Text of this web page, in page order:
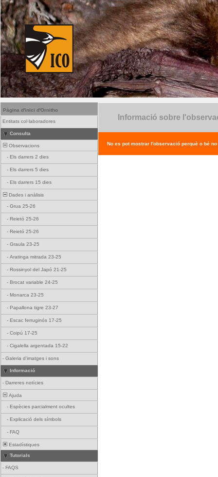
Pàgina d'inici d'Ornitho
Entitats col·laboradores
Consulta
Observacions
- Els darrers 2 dies
- Els darrers 5 dies
- Els darrers 15 dies
Dades i anàlisis
- Grua 25-26
- Reietó 25-26
- Reietó 25-26
- Graula 23-25
- Aratinga mitrada 23-25
- Rossinyol del Japó 21-25
- Brocat variable 24-25
- Monarca 23-25
- Papallona tigre 23-27
- Escac ferruginós 17-25
- Coipú 17-25
- Cigalella argentada 15-22
- Galeria d'imatges i sons
Informació
- Darreres notícies
Ajuda
- Espècies parcialment ocultes
- Explicació dels símbols
- FAQ
Estadístiques
Tutorials
- FAQS
Informació sobre
No es pot mostrar l'observació perquè o bé